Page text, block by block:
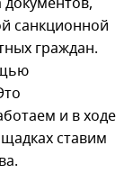
санкционной
граждан.
и в ходе
ставим